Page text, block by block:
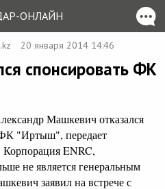
ОНЛАЙН
20 января 2014 14:46
спонсировать ФК
Машкевич отказался
ФК "Иртыш", передает
Корпорация ENRC,
не является генеральным
заявил на встрече с